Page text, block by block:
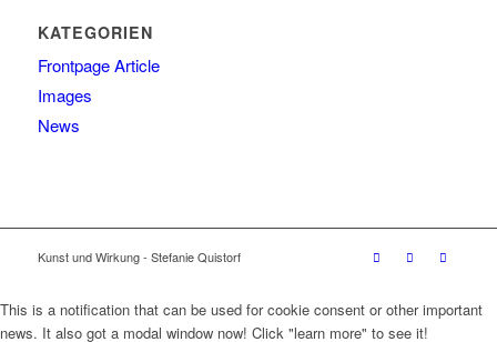
KATEGORIEN
Frontpage Article
Images
News
Kunst und Wirkung - Stefanie Quistorf
This is a notification that can be used for cookie consent or other important
news. It also got a modal window now! Click "learn more" to see it!